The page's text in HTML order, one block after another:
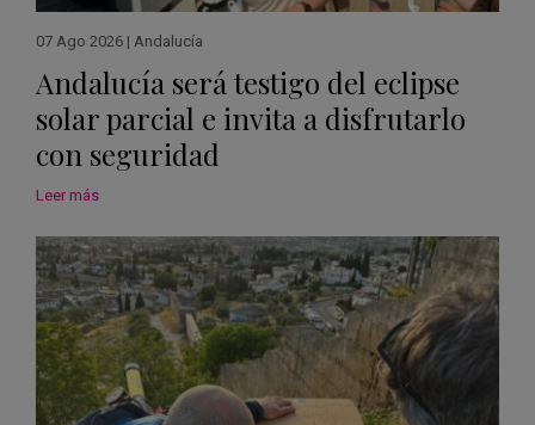
07 Ago 2026 | Andalucía
Andalucía será testigo del eclipse
solar parcial e invita a disfrutarlo
con seguridad
Leer más